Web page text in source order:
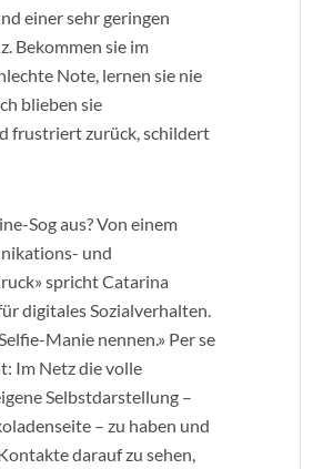
einer sehr geringen
Bekommen sie im
Note, lernen sie nie
blieben sie
frustriert zurück, schildert
Sog aus? Von einem
und
spricht Catarina
digitales Sozialverhalten.
Manie nennen.» Per se
Im Netz die volle
Selbstdarstellung –
– zu haben und
darauf zu sehen,